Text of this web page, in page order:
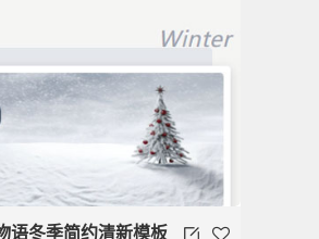
语冬季简约清新模板